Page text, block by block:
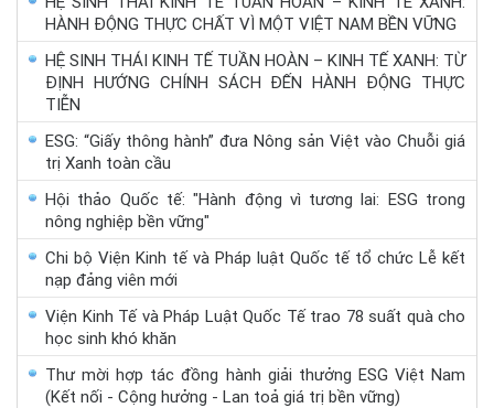
HÀNH ĐỘNG THỰC CHẤT VÌ MỘT VIỆT NAM BỀN VỮNG
HỆ SINH THÁI KINH TẾ TUẦN HOÀN – KINH TẾ XANH: TỪ
ĐỊNH HƯỚNG CHÍNH SÁCH ĐẾN HÀNH ĐỘNG THỰC
TIỄN
ESG: “Giấy thông hành” đưa Nông sản Việt vào Chuỗi giá
trị Xanh toàn cầu
Hội thảo Quốc tế: "Hành động vì tương lai: ESG trong
nông nghiệp bền vững"
Chi bộ Viện Kinh tế và Pháp luật Quốc tế tổ chức Lễ kết
nạp đảng viên mới
Viện Kinh Tế và Pháp Luật Quốc Tế trao 78 suất quà cho
học sinh khó khăn
Thư mời hợp tác đồng hành giải thưởng ESG Việt Nam
(Kết nối - Cộng hưởng - Lan toả giá trị bền vững)